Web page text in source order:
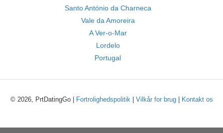
Santo António da Charneca
Vale da Amoreira
A Ver-o-Mar
Lordelo
Portugal
© 2026, PrtDatingGo | Fortrolighedspolitik| Vilkår for brug| Kontakt os